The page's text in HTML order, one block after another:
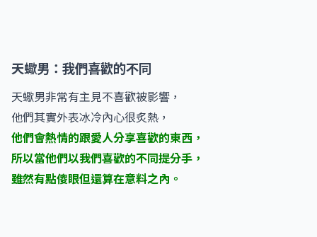
天蠍男：我們喜歡的不同
天蠍男非常有主見不喜歡被影響，
他們其實外表冰冷內心很炙熱，
他們會熱情的跟愛人分享喜歡的東西，
所以當他們以我們喜歡的不同提分手，
雖然有點傻眼但還算在意料之內。